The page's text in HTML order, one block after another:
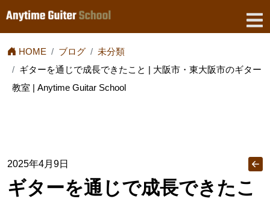
HOME ブログ
未分類
ギターを通じで成長できたこと | 大阪市・東大阪市のギター
教室 | Anytime Guitar School
2025年4月9日
ギターを通じで成長できたこ